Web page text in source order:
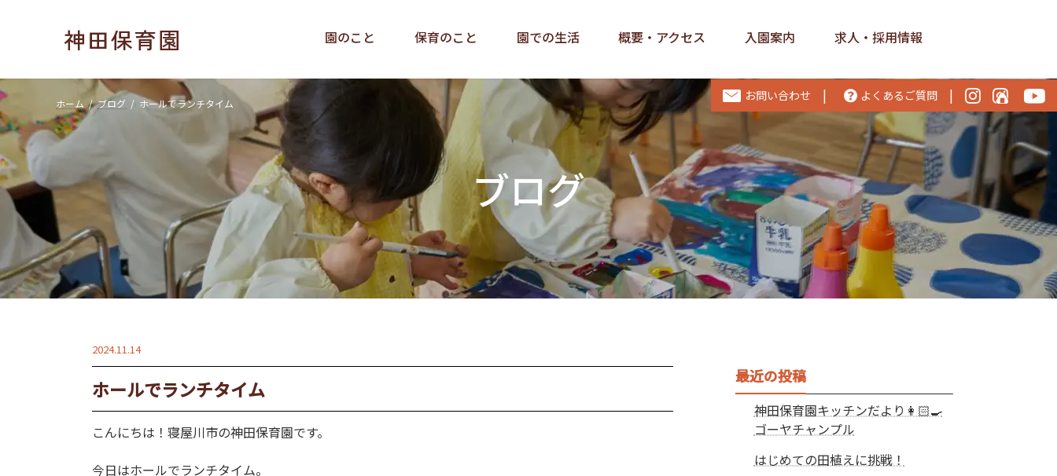
ツ
へ
ス
キ
ッ
プ
シ
ョ
ン
に
移
動
神田保育園 園のこと 保育のこと 園での生活 概要・アクセス 入園案内 求人・採用情報
お問い合わせ | よくあるご質問 |
ブログ
ホーム ブログ ホールでランチタイム
2024.11.14
ホールでランチタイム
こんにちは！寝屋川市の神田保育園です。
今日はホールでランチタイム。
最近の投稿
神田保育園キッチンだより👩🏻‍🍳
ゴーヤチャンプル
はじめての田植えに挑戦！